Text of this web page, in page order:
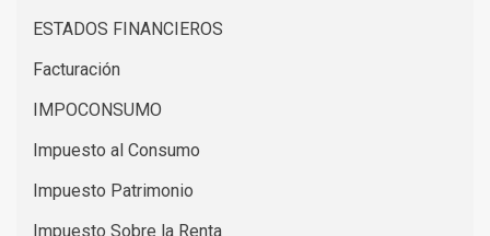
ESTADOS FINANCIEROS
Facturación
IMPOCONSUMO
Impuesto al Consumo
Impuesto Patrimonio
Impuesto Sobre la Renta